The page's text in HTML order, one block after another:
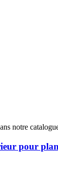
notre
pour